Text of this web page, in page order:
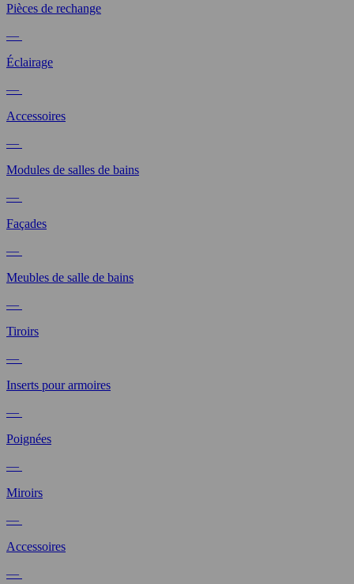
Pièces de rechange
—
Éclairage
—
Accessoires
—
Modules de salles de bains
—
Façades
—
Meubles de salle de bains
—
Tiroirs
—
Inserts pour armoires
—
Poignées
—
Miroirs
—
Accessoires
—